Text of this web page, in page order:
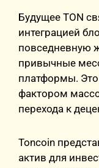
Будущее TON
интеграцией
повседневную
привычные
платформы.
фактором
перехода к
Toncoin
актив для